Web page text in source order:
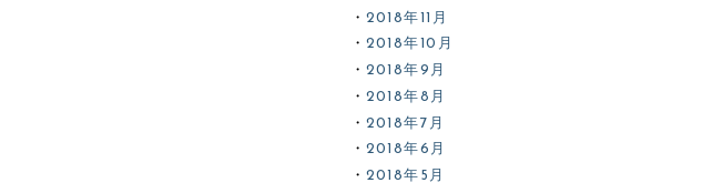
2018年11月
2018年10月
2018年9月
2018年8月
2018年7月
2018年6月
2018年5月